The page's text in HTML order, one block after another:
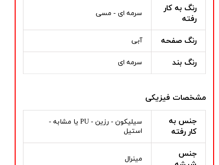
رنگ به کار
رفته
سرمه ای - مسی
رنگ صفحه آبی
رنگ بند سرمه ای
مشخصات فیزیکی
جنس به
کار رفته
سیلیکون - رزین - PU یا مشابه -
استیل
جنس
مینرال